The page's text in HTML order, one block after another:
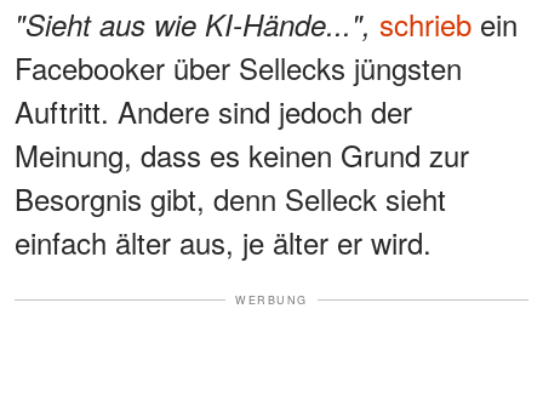
"Sieht aus wie KI-Hände...", schrieb ein
Facebooker über Sellecks jüngsten
Auftritt. Andere sind jedoch der
Meinung, dass es keinen Grund zur
Besorgnis gibt, denn Selleck sieht
einfach älter aus, je älter er wird.
WERBUNG